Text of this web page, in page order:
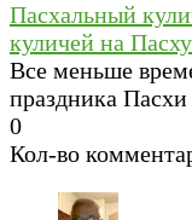
Пасхальный
куличей на
Все меньше
праздника Пасхи
0
Кол-во